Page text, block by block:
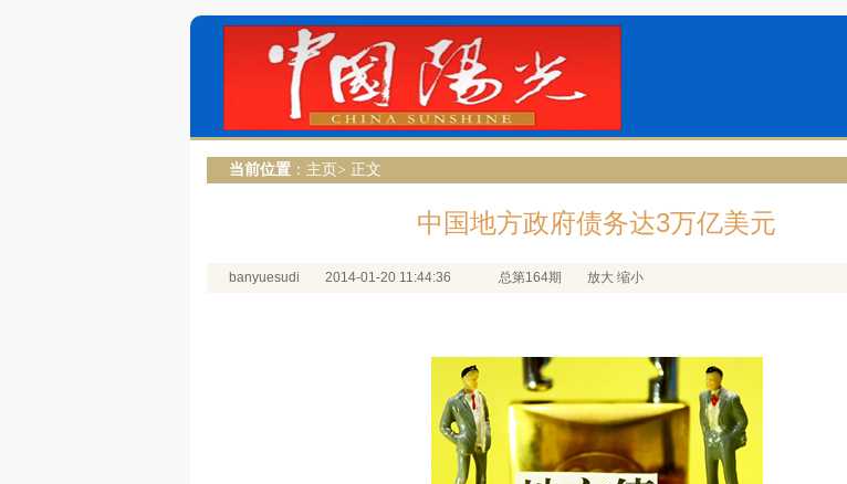
当前位置 ： 主页 > 正文
中国地方政府债务达3万亿美元
banyuesudi 2014-01-20 11:44:36 总第164期 放大 缩小